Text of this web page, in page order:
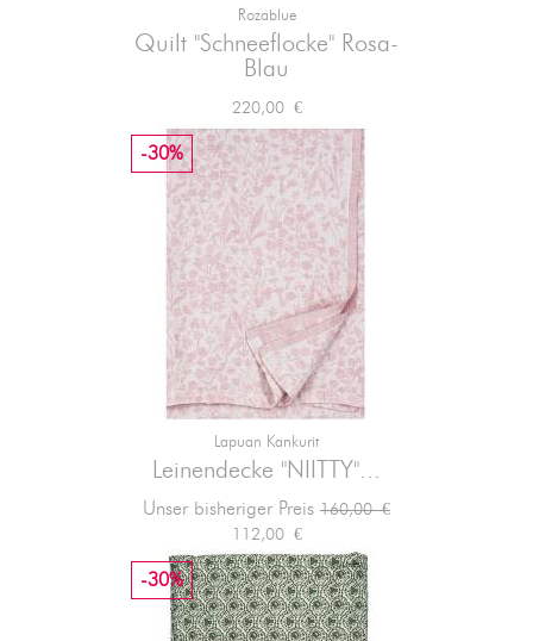
Rozablue
Quilt "Schneeflocke" Rosa-
Blau
Preis
220,00 €
Lapuan Kankurit
Leinendecke "NIITTY"...
Unser bisheriger Preis Verkaufspreis
160,00 €
-30%
Preis
112,00 €
-30%